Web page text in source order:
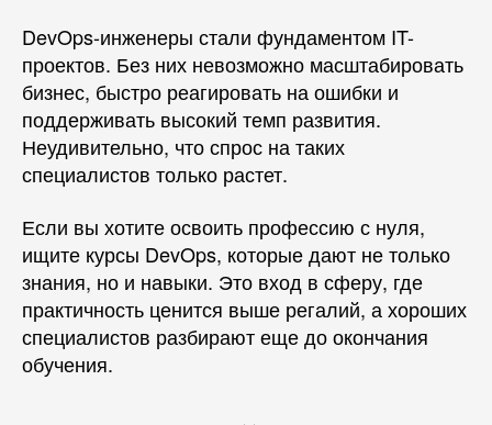
DevOps-инженеры стали фундаментом IT-
проектов. Без них невозможно масштабировать
бизнес, быстро реагировать на ошибки и
поддерживать высокий темп развития.
Неудивительно, что спрос на таких
специалистов только растет.
Если вы хотите освоить профессию с нуля,
ищите курсы DevOps, которые дают не только
знания, но и навыки. Это вход в сферу, где
практичность ценится выше регалий, а хороших
специалистов разбирают еще до окончания
обучения.